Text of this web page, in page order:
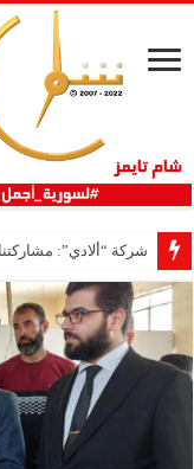
شركة “ألادي”: